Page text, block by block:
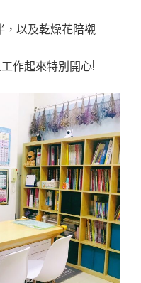
，以及乾燥花陪襯
作起來特別開心!